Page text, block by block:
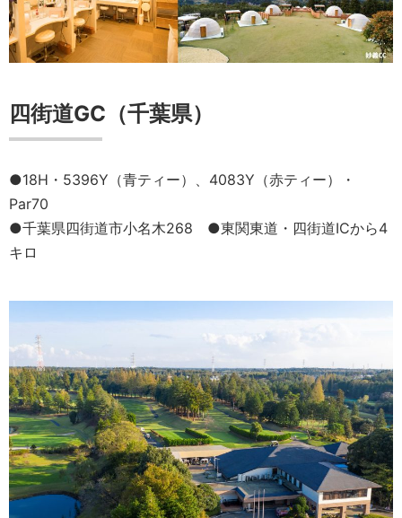
四街道GC（千葉県）
●18H・5396Y（青ティー）、4083Y（赤ティー）・
Par70
●千葉県四街道市小名木268 ●東関東道・四街道ICから4
キロ